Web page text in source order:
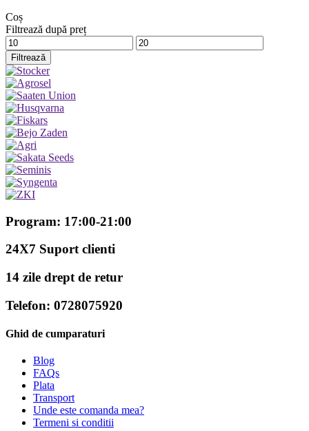
Coș
Filtrează după preț
Preț
minim
Preț
maxim
Filtrează
Program: 17:00-21:00
24X7 Suport clienti
14 zile drept de retur
Telefon: 0728075920
Ghid de cumparaturi
Blog
FAQs
Plata
Transport
Unde este comanda mea?
Termeni si conditii